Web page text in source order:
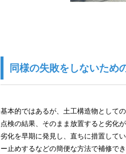
同様の失敗をしないため
基本的ではあるが、土工構造物として
点検の結果、そのまま放置すると劣化
劣化を早期に発見し、直ちに措置して
ー止めするなどの簡便な方法で補修でき